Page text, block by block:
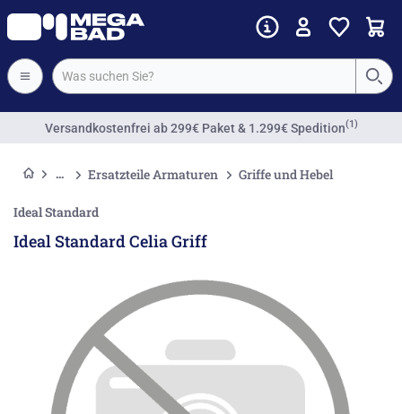
Versandkostenfrei ab 299€ Paket & 1.299€ Spedition(1)
Ersatzteile Armaturen Griffe und Hebel
Ideal Standard
Ideal Standard Celia Griff